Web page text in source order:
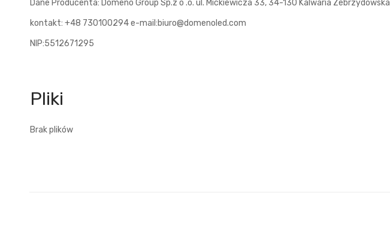
Dane Producenta: Domeno Group Sp.z o .o. ul. Mickiewicza 33, 34-130 Kalwaria Zebrzydowska
kontakt: +48 730100294 e-mail:biuro@domenoled.com
NIP:5512671295
Brak plików